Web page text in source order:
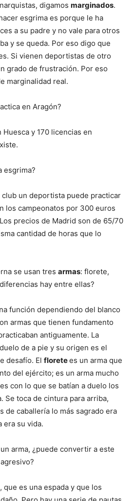
digamos marginados.
esgrima es porque le ha
a su padre y no vale para otros
y se queda. Por eso digo que
Si vienen deportistas de otro
grado de frustración. Por eso
marginalidad real.
en Aragón?
Huesca y 170 licencias en
esgrima?
club un deportista puede practicar
los campeonatos por 300 euros
precios de Madrid son de 65/70
cantidad de horas que lo
se usan tres armas: florete,
hay entre ellas?
función dependiendo del blanco
armas que tienen fundamento
antiguamente. La
de a pie y su origen es el
desafío. El floretees un arma que
del ejército; es un arma mucho
es con lo que se batían a duelo los
Se toca de cintura para arriba,
de caballería lo más sagrado era
era su vida.
arma, ¿puede convertir a este
que es una espada y que los